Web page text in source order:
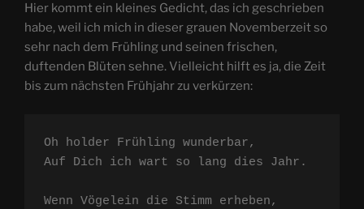
Hier kommt ein kleines Gedicht, das ich geschrieben
habe, weil ich mich in dieser grauen Novemberzeit so
sehr nach dem Frühling und seinen frischen,
duftenden Blüten sehne. Vielleicht hilft es ja, die Zeit
bis zum nächsten Frühjahr zu verkürzen:
Oh holder Frühling wunderbar,
Auf Dich ich wart so lang dies Jahr.
Wenn Vögelein die Stimm erheben,